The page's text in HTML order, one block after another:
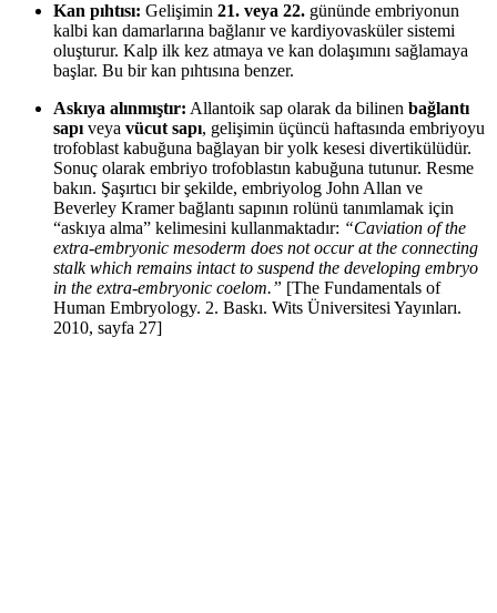
Kan pıhtısı: Gelişimin 21. veya 22. gününde embriyonun
kalbi kan damarlarına bağlanır ve kardiyovasküler sistemi
oluşturur. Kalp ilk kez atmaya ve kan dolaşımını sağlamaya
başlar. Bu bir kan pıhtısına benzer.
Askıya alınmıştır: Allantoik sap olarak da bilinen bağlantı
sapıveya vücut sapı, gelişimin üçüncü haftasında embriyoyu
trofoblast kabuğuna bağlayan bir yolk kesesi divertikülüdür.
Sonuç olarak embriyo trofoblastın kabuğuna tutunur. Resme
bakın. Şaşırtıcı bir şekilde, embriyolog John Allan ve
Beverley Kramer bağlantı sapının rolünü tanımlamak için
“askıya alma” kelimesini kullanmaktadır: “Caviation of the
extra-embryonic mesoderm does not occur at the connecting
stalk which remains intact to suspend the developing embryo
in the extra-embryonic coelom.” [The Fundamentals of
Human Embryology. 2. Baskı. Wits Üniversitesi Yayınları.
2010, sayfa 27]